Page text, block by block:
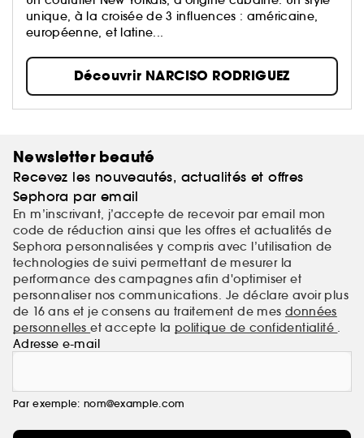
unique, à la croisée de 3 influences : américaine,
européenne, et latine...
Découvrir NARCISO RODRIGUEZ
Newsletter beauté
Recevez les nouveautés, actualités et offres
Sephora par email
En m’inscrivant, j’accepte de recevoir par email mon
code de réduction ainsi que les offres et actualités de
Sephora personnalisées y compris avec l’utilisation de
technologies de suivi permettant de mesurer la
performance des campagnes afin d'optimiser et
personnaliser nos communications. Je déclare avoir plus
de 16 ans et je consens au traitement de mes données
personnelleset accepte la politique de confidentialité
Adresse e-mail
Par exemple: nom@example.com